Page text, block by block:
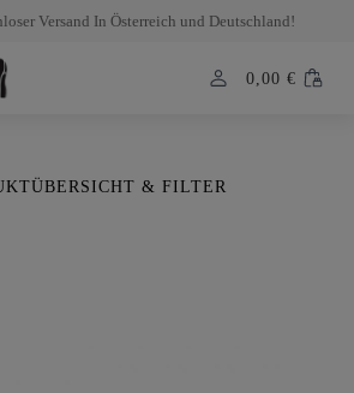
Versand In Österreich und Deutschland!
0,00 €
& FILTER